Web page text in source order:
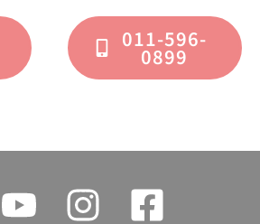
011-596-
0899